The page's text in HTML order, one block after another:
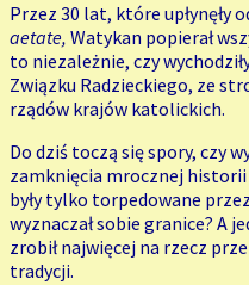
Przez 30 lat, które upłynęły
aetate, Watykan popierał
to niezależnie, czy
Związku Radzieckiego, ze
rządów krajów katolickich.
Do dziś toczą się spory, czy
zamknięcia mrocznej
były tylko torpedowane
wyznaczał sobie granice? A
zrobił najwięcej na rzecz
tradycji.